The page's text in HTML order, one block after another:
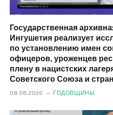
Государственная
Ингушетия реализует
по установлению имен
офицеров, уроженцев
плену в нацистских
Советского Союза и
08.08.2026 ГОДОВЩИНЫ